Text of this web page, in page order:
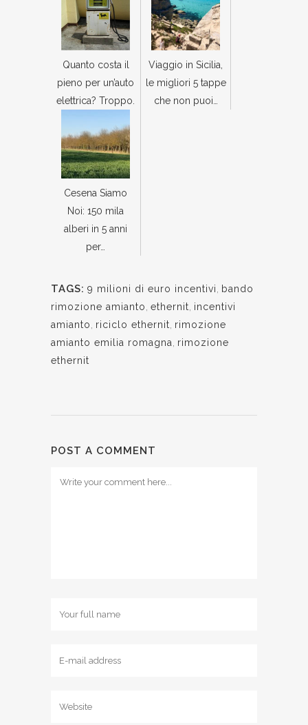
Quanto costa il
pieno per un’auto
elettrica? Troppo.
Viaggio in Sicilia,
le migliori 5 tappe
che non puoi…
Cesena Siamo
Noi: 150 mila
alberi in 5 anni
per…
TAGS: 9 milioni di euro incentivi
bando
rimozione amianto ethernit incentivi
amianto
riciclo ethernit rimozione
amianto emilia romagna
rimozione
ethernit
POST A COMMENT